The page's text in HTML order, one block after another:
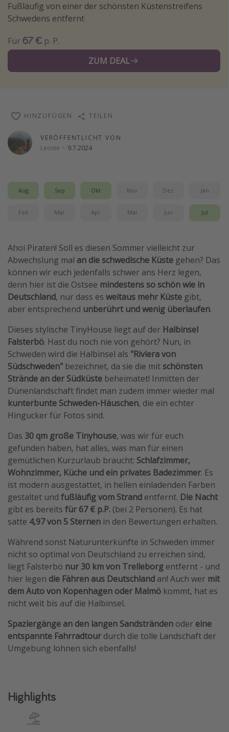
Reisethemen
Alle Reisethemen
Wellnessurlaub
Disneyland Paris
Singlereisen
Strandurlaub
Gruppenreisen
Hotels in Amsterdam
Hotels am Achensee
Reise Journal
Familienurlaub in der Türkei
Rundreisen in Thailand
Bahnreisen in der Schweiz
Reisepassfreie Reiseziele
Travel Know How
Silvesterreisen
Last Minute Urlaub Mallorca
Last Minute Urlaub Deutschland
Fußläufig von einer der schönsten Küstenstreifens
Schwedens entfernt
Für 67 € p. P.
ZUM DEAL
VERÖFFENTLICHT VON
Leonie · 9.7.2024
HINZUFÜGEN TEILEN
Aug Sep Okt Nov Dez Jan
Feb Mär Apr Mai Jun Jul
Ahoi Piraten! Soll es diesen Sommer vielleicht zur
Abwechslung mal an die schwedische Küste gehen? Das
können wir euch jedenfalls schwer ans Herz legen,
denn hier ist die Ostsee mindestens so schön wie in
Deutschland, nur dass es weitaus mehr Küste gibt,
aber entsprechend unberührt und wenig überlaufen.
Dieses stylische TinyHouse liegt auf der Halbinsel
Falsterbö. Hast du noch nie von gehört? Nun, in
Schweden wird die Halbinsel als "Riviera von
Südschweden" bezeichnet, da sie die mit schönsten
Strände an der Südküste beheimatet! Inmitten der
Dünenlandschaft findet man zudem immer wieder mal
kunterbunte Schweden-Häuschen, die ein echter
Hingucker für Fotos sind.
Das 30 qm große Tinyhouse, was wir für euch
gefunden haben, hat alles, was man für einen
gemütlichen Kurzurlaub braucht: Schlafzimmer,
Wohnzimmer, Küche und ein privates Badezimmer. Es
ist modern ausgestattet, in hellen einladenden Farben
gestaltet und fußläufig vom Strand entfernt. Die Nacht
gibt es bereits für 67 € p.P. (bei 2 Personen). Es hat
satte 4,97 von 5 Sternen in den Bewertungen erhalten.
Während sonst Naturunterkünfte in Schweden immer
nicht so optimal von Deutschland zu erreichen sind,
liegt Falsterbö nur 30 km von Trelleborg entfernt - und
hier legen die Fähren aus Deutschland an! Auch wer mit
dem Auto von Kopenhagen oder Malmö kommt, hat es
nicht weit bis auf die Halbinsel.
Spaziergänge an den langen Sandstränden oder eine
entspannte Fahrradtour durch die tolle Landschaft der
Umgebung lohnen sich ebenfalls!
Highlights